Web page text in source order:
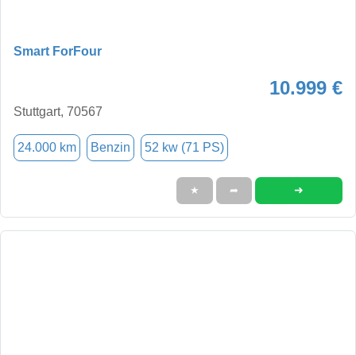
Smart ForFour
10.999 €
Stuttgart, 70567
24.000 km Benzin 52 kw (71 PS)
★ ➦ ➜